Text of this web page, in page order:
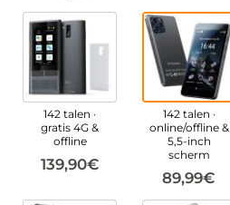
142 talen ·
gratis 4G &
offline
139,90€
142 talen ·
online/offline &
5,5-inch
scherm
89,99€